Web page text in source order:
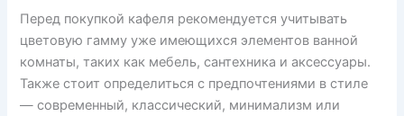
Перед покупкой кафеля рекомендуется учитывать
цветовую гамму уже имеющихся элементов ванной
комнаты, таких как мебель, сантехника и аксессуары.
Также стоит определиться с предпочтениями в стиле
— современный, классический, минимализм или